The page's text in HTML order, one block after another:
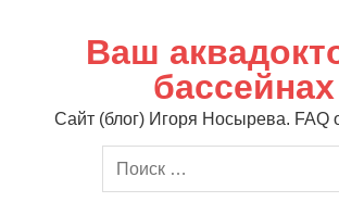
содержимомуВаш
бассейнах
Сайт (блог) Игоря Носырева. FAQ